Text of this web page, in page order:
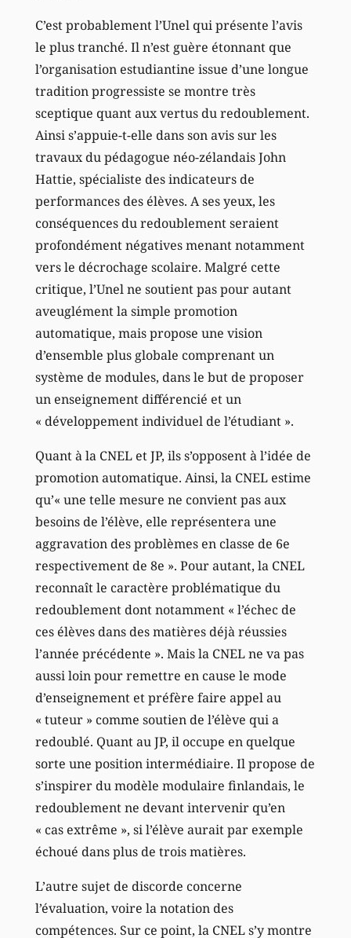
C’est probablement l’Unel qui présente l’avis
le plus tranché. Il n’est guère étonnant que
l’organisation estudiantine issue d’une longue
tradition progressiste se montre très
sceptique quant aux vertus du redoublement.
Ainsi s’appuie-t-elle dans son avis sur les
travaux du pédagogue néo-zélandais John
Hattie, spécialiste des indicateurs de
performances des élèves. A ses yeux, les
conséquences du redoublement seraient
profondément négatives menant notamment
vers le décrochage scolaire. Malgré cette
critique, l’Unel ne soutient pas pour autant
aveuglément la simple promotion
automatique, mais propose une vision
d’ensemble plus globale comprenant un
système de modules, dans le but de proposer
un enseignement différencié et un
« développement individuel de l’étudiant ».
Quant à la CNEL et JP, ils s’opposent à l’idée de
promotion automatique. Ainsi, la CNEL estime
qu’« une telle mesure ne convient pas aux
besoins de l’élève, elle représentera une
aggravation des problèmes en classe de 6e
respectivement de 8e ». Pour autant, la CNEL
reconnaît le caractère problématique du
redoublement dont notamment « l’échec de
ces élèves dans des matières déjà réussies
l’année précédente ». Mais la CNEL ne va pas
aussi loin pour remettre en cause le mode
d’enseignement et préfère faire appel au
« tuteur » comme soutien de l’élève qui a
redoublé. Quant au JP, il occupe en quelque
sorte une position intermédiaire. Il propose de
s’inspirer du modèle modulaire finlandais, le
redoublement ne devant intervenir qu’en
« cas extrême », si l’élève aurait par exemple
échoué dans plus de trois matières.
L’autre sujet de discorde concerne
l’évaluation, voire la notation des
compétences. Sur ce point, la CNEL s’y montre